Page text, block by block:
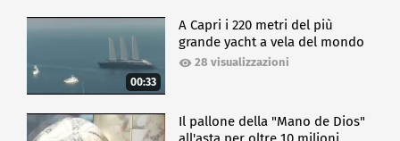
00:33
A Capri i 220 metri del più
grande yacht a vela del mondo
28 visualizzazioni
Il pallone della "Mano de Dios"